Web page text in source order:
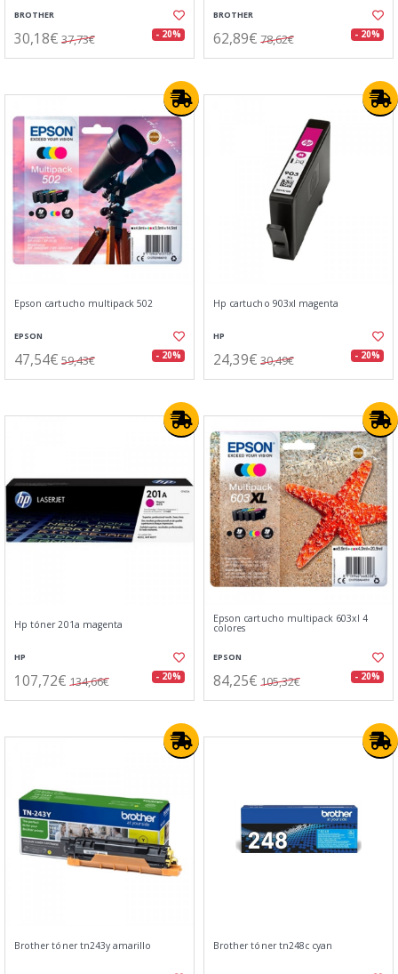
BROTHER
30,18€ 37,73€ - 20%
BROTHER
62,89€ 78,62€ - 20%
Epson cartucho multipack 502
EPSON
47,54€ 59,43€ - 20%
Hp cartucho 903xl magenta
HP
24,39€ 30,49€ - 20%
Hp tóner 201a magenta
HP
107,72€ 134,66€ - 20%
Epson cartucho multipack 603xl 4
colores
EPSON
84,25€ 105,32€ - 20%
Brother tóner tn243y amarillo Brother tóner tn248c cyan